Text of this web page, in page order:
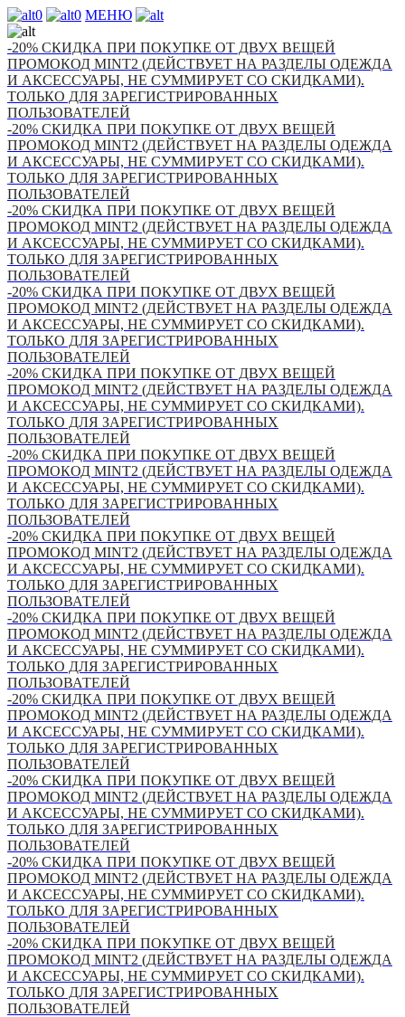
0 0 МЕНЮ
-20% СКИДКА ПРИ ПОКУПКЕ ОТ ДВУХ ВЕЩЕЙ
ПРОМОКОД MINT2 (ДЕЙСТВУЕТ НА РАЗДЕЛЫ ОДЕЖДА
И АКСЕССУАРЫ, НЕ СУММИРУЕТ СО СКИДКАМИ).
ТОЛЬКО ДЛЯ ЗАРЕГИСТРИРОВАННЫХ
ПОЛЬЗОВАТЕЛЕЙ
-20% СКИДКА ПРИ ПОКУПКЕ ОТ ДВУХ ВЕЩЕЙ
ПРОМОКОД MINT2 (ДЕЙСТВУЕТ НА РАЗДЕЛЫ ОДЕЖДА
И АКСЕССУАРЫ, НЕ СУММИРУЕТ СО СКИДКАМИ).
ТОЛЬКО ДЛЯ ЗАРЕГИСТРИРОВАННЫХ
ПОЛЬЗОВАТЕЛЕЙ
-20% СКИДКА ПРИ ПОКУПКЕ ОТ ДВУХ ВЕЩЕЙ
ПРОМОКОД MINT2 (ДЕЙСТВУЕТ НА РАЗДЕЛЫ ОДЕЖДА
И АКСЕССУАРЫ, НЕ СУММИРУЕТ СО СКИДКАМИ).
ТОЛЬКО ДЛЯ ЗАРЕГИСТРИРОВАННЫХ
ПОЛЬЗОВАТЕЛЕЙ
-20% СКИДКА ПРИ ПОКУПКЕ ОТ ДВУХ ВЕЩЕЙ
ПРОМОКОД MINT2 (ДЕЙСТВУЕТ НА РАЗДЕЛЫ ОДЕЖДА
И АКСЕССУАРЫ, НЕ СУММИРУЕТ СО СКИДКАМИ).
ТОЛЬКО ДЛЯ ЗАРЕГИСТРИРОВАННЫХ
ПОЛЬЗОВАТЕЛЕЙ
-20% СКИДКА ПРИ ПОКУПКЕ ОТ ДВУХ ВЕЩЕЙ
ПРОМОКОД MINT2 (ДЕЙСТВУЕТ НА РАЗДЕЛЫ ОДЕЖДА
И АКСЕССУАРЫ, НЕ СУММИРУЕТ СО СКИДКАМИ).
ТОЛЬКО ДЛЯ ЗАРЕГИСТРИРОВАННЫХ
ПОЛЬЗОВАТЕЛЕЙ
-20% СКИДКА ПРИ ПОКУПКЕ ОТ ДВУХ ВЕЩЕЙ
ПРОМОКОД MINT2 (ДЕЙСТВУЕТ НА РАЗДЕЛЫ ОДЕЖДА
И АКСЕССУАРЫ, НЕ СУММИРУЕТ СО СКИДКАМИ).
ТОЛЬКО ДЛЯ ЗАРЕГИСТРИРОВАННЫХ
ПОЛЬЗОВАТЕЛЕЙ
-20% СКИДКА ПРИ ПОКУПКЕ ОТ ДВУХ ВЕЩЕЙ
ПРОМОКОД MINT2 (ДЕЙСТВУЕТ НА РАЗДЕЛЫ ОДЕЖДА
И АКСЕССУАРЫ, НЕ СУММИРУЕТ СО СКИДКАМИ).
ТОЛЬКО ДЛЯ ЗАРЕГИСТРИРОВАННЫХ
ПОЛЬЗОВАТЕЛЕЙ
-20% СКИДКА ПРИ ПОКУПКЕ ОТ ДВУХ ВЕЩЕЙ
ПРОМОКОД MINT2 (ДЕЙСТВУЕТ НА РАЗДЕЛЫ ОДЕЖДА
И АКСЕССУАРЫ, НЕ СУММИРУЕТ СО СКИДКАМИ).
ТОЛЬКО ДЛЯ ЗАРЕГИСТРИРОВАННЫХ
ПОЛЬЗОВАТЕЛЕЙ
-20% СКИДКА ПРИ ПОКУПКЕ ОТ ДВУХ ВЕЩЕЙ
ПРОМОКОД MINT2 (ДЕЙСТВУЕТ НА РАЗДЕЛЫ ОДЕЖДА
И АКСЕССУАРЫ, НЕ СУММИРУЕТ СО СКИДКАМИ).
ТОЛЬКО ДЛЯ ЗАРЕГИСТРИРОВАННЫХ
ПОЛЬЗОВАТЕЛЕЙ
-20% СКИДКА ПРИ ПОКУПКЕ ОТ ДВУХ ВЕЩЕЙ
ПРОМОКОД MINT2 (ДЕЙСТВУЕТ НА РАЗДЕЛЫ ОДЕЖДА
И АКСЕССУАРЫ, НЕ СУММИРУЕТ СО СКИДКАМИ).
ТОЛЬКО ДЛЯ ЗАРЕГИСТРИРОВАННЫХ
ПОЛЬЗОВАТЕЛЕЙ
-20% СКИДКА ПРИ ПОКУПКЕ ОТ ДВУХ ВЕЩЕЙ
ПРОМОКОД MINT2 (ДЕЙСТВУЕТ НА РАЗДЕЛЫ ОДЕЖДА
И АКСЕССУАРЫ, НЕ СУММИРУЕТ СО СКИДКАМИ).
ТОЛЬКО ДЛЯ ЗАРЕГИСТРИРОВАННЫХ
ПОЛЬЗОВАТЕЛЕЙ
-20% СКИДКА ПРИ ПОКУПКЕ ОТ ДВУХ ВЕЩЕЙ
ПРОМОКОД MINT2 (ДЕЙСТВУЕТ НА РАЗДЕЛЫ ОДЕЖДА
И АКСЕССУАРЫ, НЕ СУММИРУЕТ СО СКИДКАМИ).
ТОЛЬКО ДЛЯ ЗАРЕГИСТРИРОВАННЫХ
ПОЛЬЗОВАТЕЛЕЙ